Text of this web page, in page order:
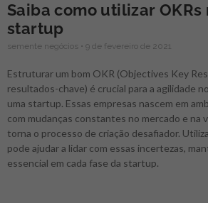
Saiba como utilizar OKRs
startup
semente negócios 9 de fevereiro de 2021
Estruturar um bom OKR (Objectives Key
resultados-chave) é crucial para a agilidade
uma startup. Essas empresas nascem em
com mudanças constantes no mercado e na
torna o processo de criação desafiador.
pode ajudar a lidar com essas incertezas,
essencial em cada fase da startup.